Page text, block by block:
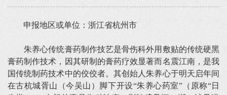
申报地区或单位：浙江省杭州市
朱养心传统膏药制作技艺是骨伤科外用敷贴的传统硬黑
膏药制作技术，因其研制的膏药疗效显著而名震江南，是我
国传统制药技术中的佼佼者。其创始人朱养心于明天启年间
在古杭城胥山（今吴山）脚下开设“朱养心药室”（原称“日